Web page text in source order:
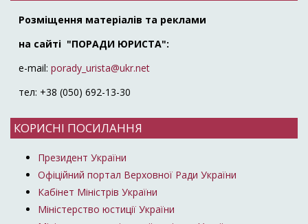
Розміщення матеріалів та реклами
на сайті "ПОРАДИ ЮРИСТА":
e-mail: porady_urista@ukr.net
тел: +38 (050) 692-13-30
КОРИСНІ ПОСИЛАННЯ
Президент України
Офіційний портал Верховної Ради України
Кабінет Міністрів України
Міністерство юстиції України